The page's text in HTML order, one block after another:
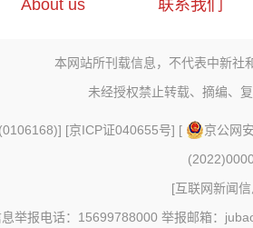
About us 联系我们
本网站所刊载信息，不代表中新社
未经授权禁止转载、摘编、
] [京ICP证040655号] [
京公网
[互联网新闻
举报电话：15699788000 举报邮箱：